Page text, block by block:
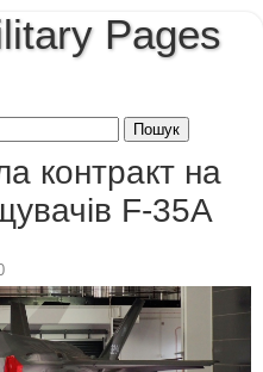
Pages
контракт на
F-35A